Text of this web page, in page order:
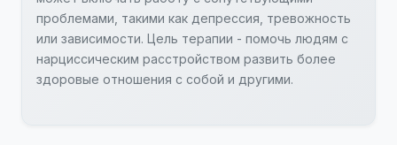
проблемами, такими как депрессия, тревожность
или зависимости. Цель терапии - помочь людям с
нарциссическим расстройством развить более
здоровые отношения с собой и другими.